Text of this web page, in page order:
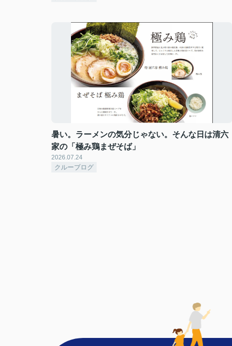
暑い。ラーメンの気分じゃない。そんな日は清六
家の「極み鶏まぜそば」
2026.07.24
クルーブログ